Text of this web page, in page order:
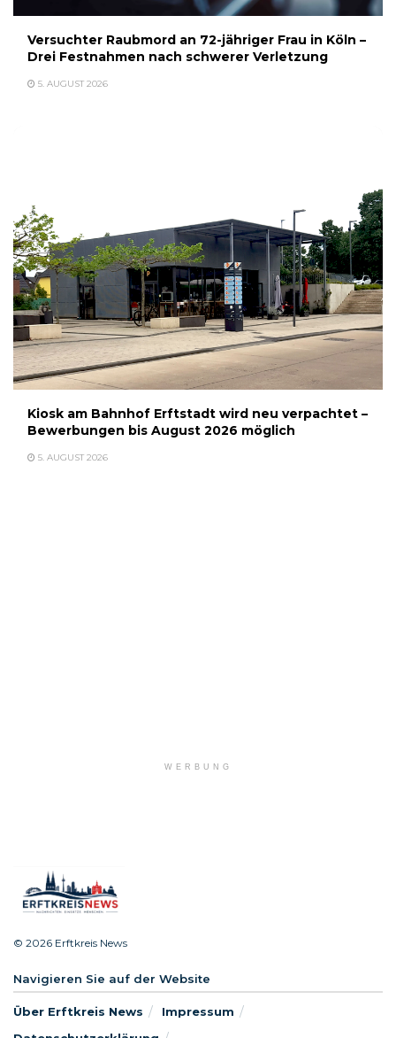
Versuchter Raubmord an 72-jähriger Frau in Köln –
Drei Festnahmen nach schwerer Verletzung
5. AUGUST 2026
Kiosk am Bahnhof Erftstadt wird neu verpachtet –
Bewerbungen bis August 2026 möglich
5. AUGUST 2026
WERBUNG
© 2026 Erftkreis News
Navigieren Sie auf der Website
Über Erftkreis News
Impressum